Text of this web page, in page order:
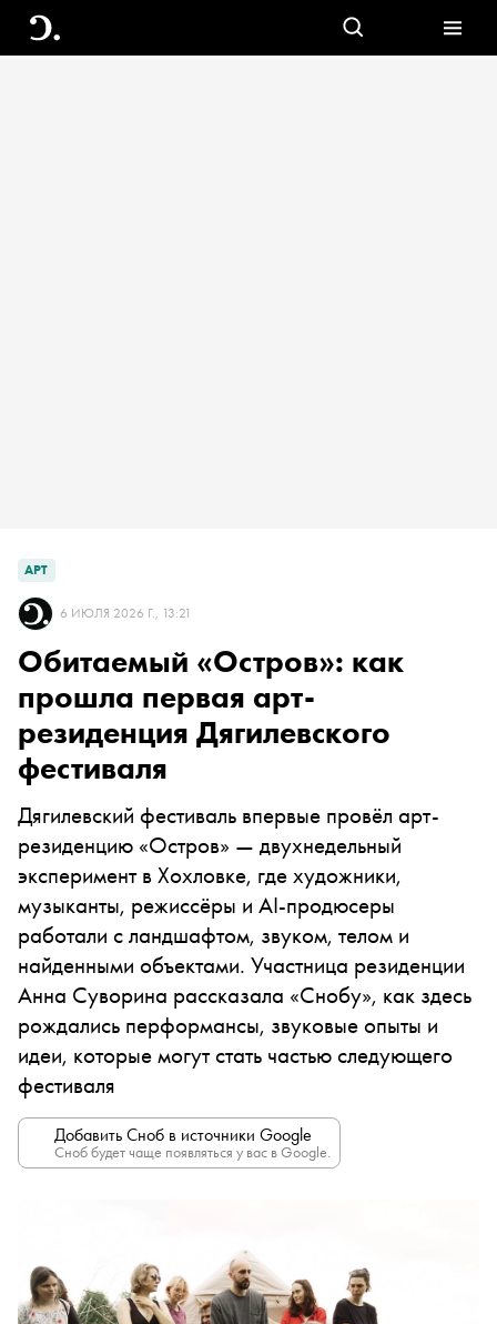
АРТ
6 ИЮЛЯ 2026 Г., 13:21
Обитаемый «Остров»: как
прошла первая арт-
резиденция Дягилевского
фестиваля
Дягилевский фестиваль впервые провёл арт-
резиденцию «Остров» — двухнедельный
эксперимент в Хохловке, где художники,
музыканты, режиссёры и AI-продюсеры
работали с ландшафтом, звуком, телом и
найденными объектами. Участница резиденции
Анна Суворина рассказала «Снобу», как здесь
рождались перформансы, звуковые опыты и
идеи, которые могут стать частью следующего
фестиваля
Добавить Сноб в источники Google
Сноб будет чаще появляться у вас в Google.